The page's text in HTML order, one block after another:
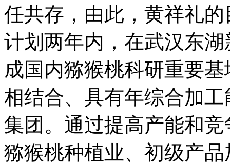
任共存，由此，黄祥礼
计划两年内，在武汉东
成国内猕猴桃科研重要
相结合、具有年综合加
集团。通过提高产能和
猕猴桃种植业、初级产